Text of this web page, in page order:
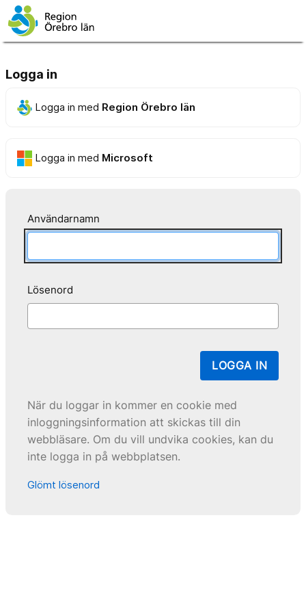
Logga in
Logga in med Region Örebro län
Logga in med Microsoft
Användarnamn
Lösenord
LOGGA IN
När du loggar in kommer en cookie med
inloggningsinformation att skickas till din
webbläsare. Om du vill undvika cookies, kan du
inte logga in på webbplatsen.
Glömt lösenord